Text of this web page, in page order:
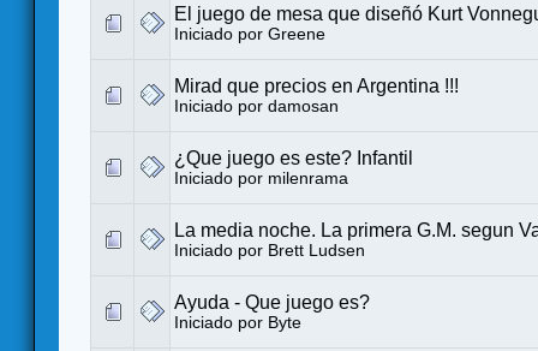
El juego de mesa que diseñó Kurt
Iniciado por Greene
Mirad que precios en Argentina !!!
Iniciado por damosan
¿Que juego es este? Infantil
Iniciado por milenrama
La media noche. La primera G.M. segun
Iniciado por Brett Ludsen
Ayuda - Que juego es?
Iniciado por Byte